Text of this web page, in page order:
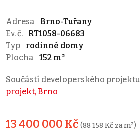
Adresa
Brno-Tuřany
Ev. č.
RT1058-06683
Typ
rodinné domy
Plocha
152 m²
Součástí developerského projektu
projekt, Brno
13 400 000 Kč (88 158 Kč za m²)